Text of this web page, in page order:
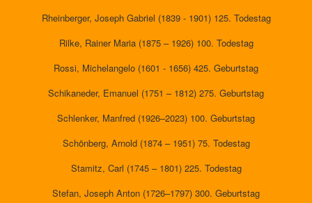
Rheinberger, Joseph Gabriel (1839 - 1901) 125. Todestag
Rilke, Rainer Maria (1875 – 1926) 100. Todestag
Rossi, Michelangelo (1601 - 1656) 425. Geburtstag
Schikaneder, Emanuel (1751 – 1812) 275. Geburtstag
Schlenker, Manfred (1926–2023) 100. Geburtstag
Schönberg, Arnold (1874 – 1951) 75. Todestag
Stamitz, Carl (1745 – 1801) 225. Todestag
Stefan, Joseph Anton (1726–1797) 300. Geburtstag